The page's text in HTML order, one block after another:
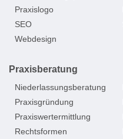
Praxislogo
SEO
Webdesign
Praxisberatung
Niederlassungsberatung
Praxisgründung
Praxiswertermittlung
Rechtsformen